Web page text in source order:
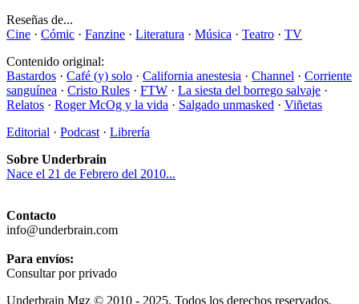
Reseñas de...
Cine · Cómic · Fanzine · Literatura · Música · Teatro · TV
Contenido original:
Bastardos · Café (y) solo · California anestesia · Channel · Corriente
sanguínea · Cristo Rules · FTW · La siesta del borrego salvaje ·
Relatos · Roger McOg y la vida · Salgado unmasked · Viñetas
Editorial · Podcast · Librería
Sobre Underbrain
Nace el 21 de Febrero del 2010...
Contacto
info@underbrain.com
Para envíos:
Consultar por privado
Underbrain Mgz © 2010 - 2025. Todos los derechos reservados.